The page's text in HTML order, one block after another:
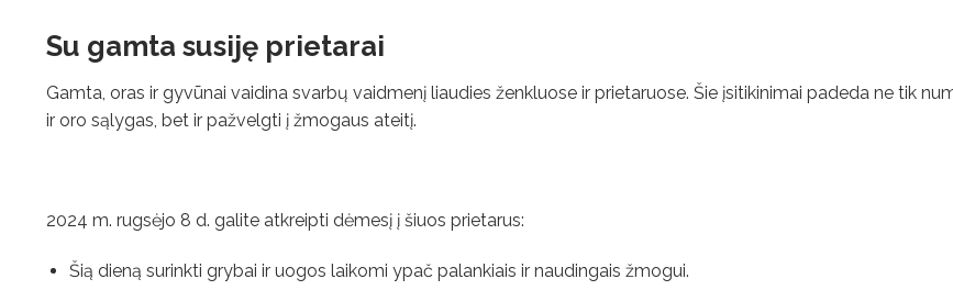
Su gamta susiję prietarai
Gamta, oras ir gyvūnai vaidina svarbų vaidmenį liaudies ženkluose ir prietaruose. Šie įsitikinimai padeda ne tik
ir oro sąlygas, bet ir pažvelgti į žmogaus ateitį.
2024 m. rugsėjo 8 d. galite atkreipti dėmesį į šiuos prietarus:
Šią dieną surinkti grybai ir uogos laikomi ypač palankiais ir naudingais žmogui.